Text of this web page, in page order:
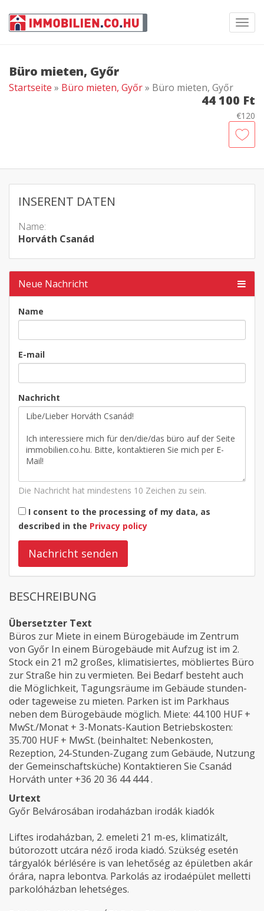
Büro mieten, Győr
Startseite » Büro mieten, Győr» Büro mieten, Győr
44 100 Ft
€120
INSERENT DATEN
Name:
Horváth Csanád
Neue Nachricht
Name
E-mail
Nachricht
Die Nachricht hat mindestens 10 Zeichen zu sein.
I consent to the processing of my data, as
described in the Privacy policy
Nachricht senden
BESCHREIBUNG
Übersetzter Text
Büros zur Miete in einem Bürogebäude im Zentrum
von Győr In einem Bürogebäude mit Aufzug ist im 2.
Stock ein 21 m2 großes, klimatisiertes, möbliertes Büro
zur Straße hin zu vermieten. Bei Bedarf besteht auch
die Möglichkeit, Tagungsräume im Gebäude stunden-
oder tageweise zu mieten. Parken ist im Parkhaus
neben dem Bürogebäude möglich. Miete: 44.100 HUF +
MwSt./Monat + 3-Monats-Kaution Betriebskosten:
35.700 HUF + MwSt. (beinhaltet: Nebenkosten,
Rezeption, 24-Stunden-Zugang zum Gebäude, Nutzung
der Gemeinschaftsküche) Kontaktieren Sie Csanád
Horváth unter +36 20 36 44 444 .
Urtext
Győr Belvárosában irodaházban irodák kiadók
Liftes irodaházban, 2. emeleti 21 m-es, klimatizált,
bútorozott utcára néző iroda kiadó. Szükség esetén
tárgyalók bérlésére is van lehetőség az épületben akár
órára, napra lebontva. Parkolás az irodaépület melletti
parkolóházban lehetséges.